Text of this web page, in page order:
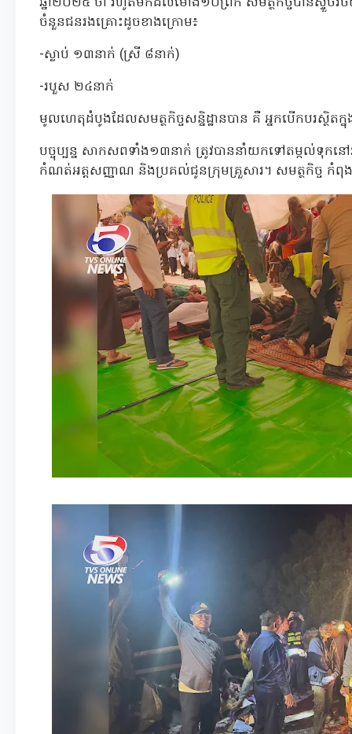
ចំនួនជនរងគ្រោះដូចខាងក្រោម៖
-ស្លាប់ ១៣នាក់ (ស្រី ៨នាក់)
-របួស ២៤នាក់
មូលហេតុដំបូងដែលសមត្ថកិច្ចសន្និដ្ឋានបាន គឺ អ្នកបើកបរស្ថិតក្
បច្ចុប្បន្ន សាកសពទាំង១៣នាក់ ត្រូវបាននាំយកទៅតម្កល់ទុកនៅ
កំណត់អត្តសញ្ញាណ និងប្រគល់ជូនក្រុមគ្រួសារ។ សមត្ថកិច្ច កំពុង